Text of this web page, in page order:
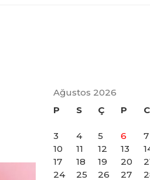
Ağustos 2026
P
S Ç P C
3
4 5 6 7
10
11 12 13
17
18 19 20
24
25 26 27